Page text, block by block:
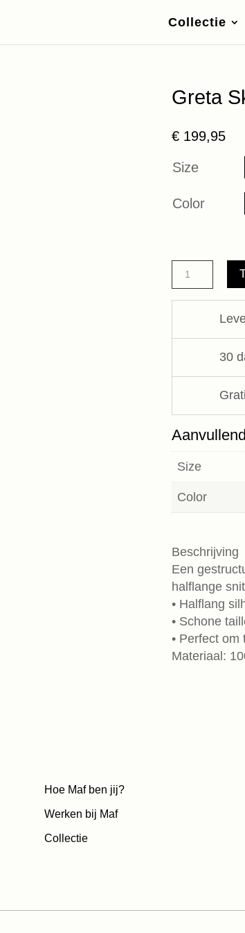
Collectie
Greta
€ 199,95
Size
Color
Greta
Skirt
Herskind
30
Size
Color
Beschrijving
Een
halflange
• Halflang
• Schone
• Perfect
Materiaal:
Hoe Maf ben jij?
Werken bij Maf
Collectie